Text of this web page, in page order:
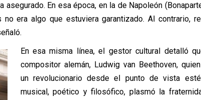
En esa época, en la de Napoleón
era algo que estuviera garantizado. Al contrario,
En esa misma línea, el gestor cultural detalló
compositor alemán, Ludwig van Beethoven,
un revolucionario desde el punto de vista
musical, poético y filosófico, plasmó la